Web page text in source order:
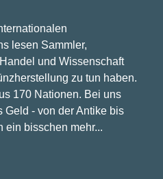
lesen Sammler,
und Wissenschaft
zu tun haben.
170 Nationen. Bei uns
- von der Antike bis
ein bisschen mehr...